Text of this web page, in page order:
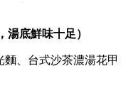
湯底鮮味十足）
麵、台式沙茶濃湯花甲